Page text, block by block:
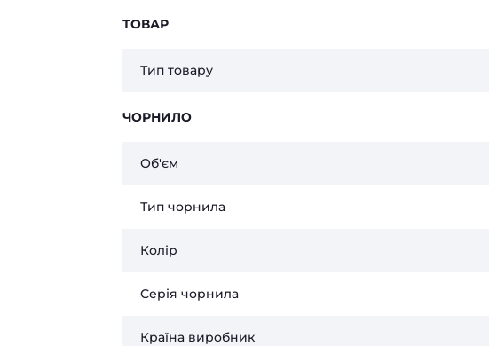
ТОВАР
Тип товару
ЧОРНИЛО
Об'єм
Тип чорнила
Колір
Серія чорнила
Країна виробник